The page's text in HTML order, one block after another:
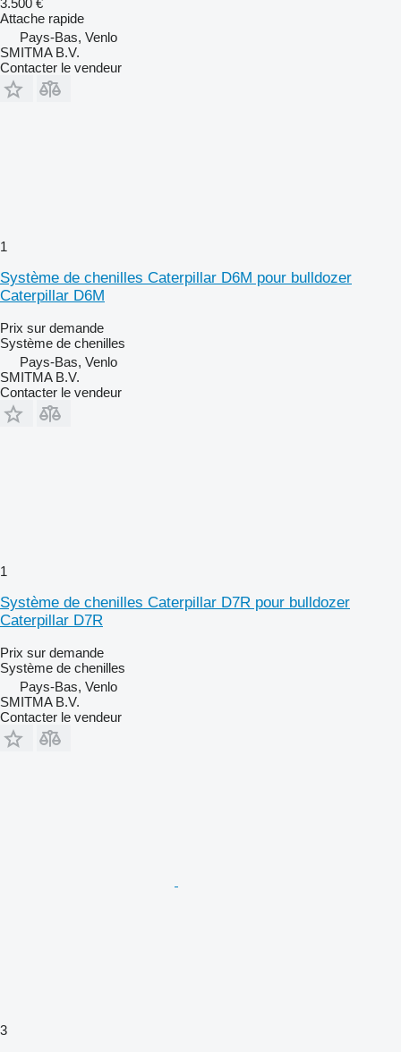
3.500 €
Attache rapide
Pays-Bas, Venlo
SMITMA B.V.
Contacter le vendeur
1
Système de chenilles Caterpillar D6M pour bulldozer
Caterpillar D6M
Prix sur demande
Système de chenilles
Pays-Bas, Venlo
SMITMA B.V.
Contacter le vendeur
1
Système de chenilles Caterpillar D7R pour bulldozer
Caterpillar D7R
Prix sur demande
Système de chenilles
Pays-Bas, Venlo
SMITMA B.V.
Contacter le vendeur
3